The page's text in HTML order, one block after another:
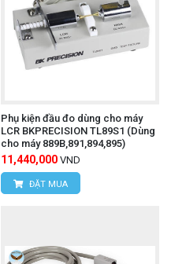
Phụ kiện đầu đo dùng cho máy
LCR BKPRECISION TL89S1 (Dùng
cho máy 889B,891,894,895)
11,440,000 VND
ĐẶT MUA